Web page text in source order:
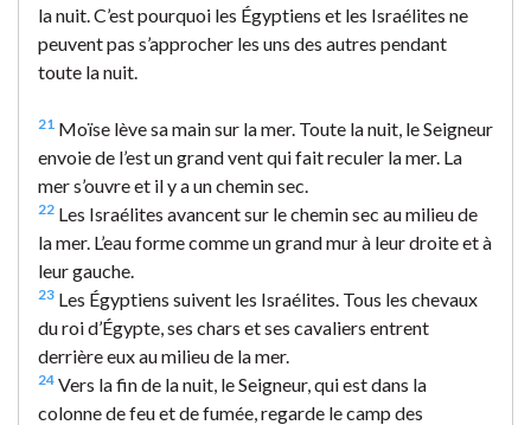
la nuit. C’est pourquoi les Égyptiens et les Israélites ne
peuvent pas s’approcher les uns des autres pendant
toute la nuit.
21 Moïse lève sa main sur la mer. Toute la nuit, le Seigneur
envoie de l’est un grand vent qui fait reculer la mer. La
mer s’ouvre et il y a un chemin sec.
22 Les Israélites avancent sur le chemin sec au milieu de
la mer. L’eau forme comme un grand mur à leur droite et à
leur gauche.
23 Les Égyptiens suivent les Israélites. Tous les chevaux
du roi d’Égypte, ses chars et ses cavaliers entrent
derrière eux au milieu de la mer.
24 Vers la fin de la nuit, le Seigneur, qui est dans la
colonne de feu et de fumée, regarde le camp des